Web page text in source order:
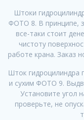
Штоки
ФОТО 8. В принципе,
все-таки стоит
чистоту
работе крана. Заказ
Шток гидроцилиндра
и сухим ФОТО 9.
Установите угол
проверьте, не